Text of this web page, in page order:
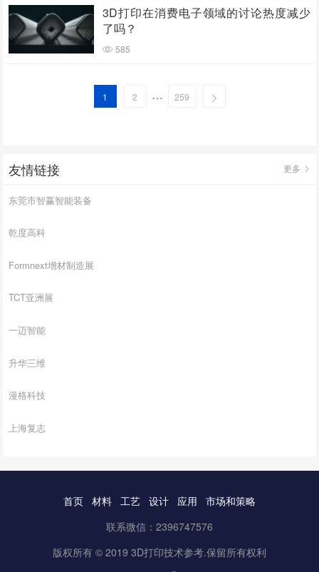
3D打印在消费电子领域的讨论热度减少
了吗？
585
1 2 … 259
友情链接 更多
东莞市智赢智能装备
乾度高科
Formnext增材制造展
TCT亚洲展
一迈智能
升华三维
漫格科技
上海复志
首页 材料 工艺 设计 应用
市场和策略
联系微信：2396747576
版权所有 © 2019 3D打印技术参考.保留所有权利